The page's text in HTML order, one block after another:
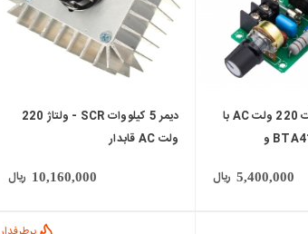
دیمر 4.5 کیلووات 220 ولت AC با
ترایاک BTA41-600B و
5,400,000 ریال
دیمر 5 کیلووات SCR - ولتاژ 220
ولت AC قابدار
10,160,000 ریال